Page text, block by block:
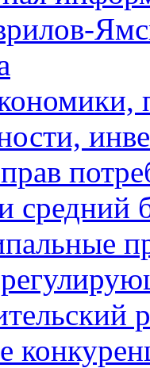
средний